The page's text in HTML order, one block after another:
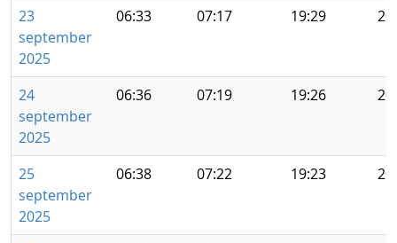
23
september
2025
06:33 07:17 19:29
24
september
2025
06:36 07:19 19:26
25
september
2025
06:38 07:22 19:23